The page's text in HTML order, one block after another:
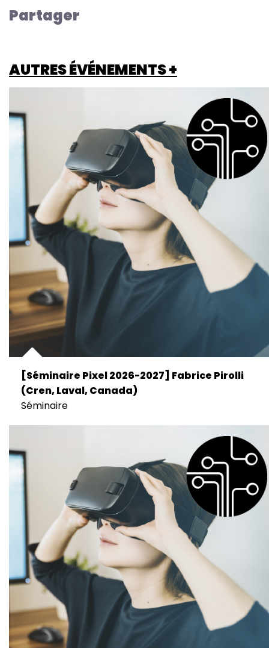
Partager
AUTRES ÉVÉNEMENTS +
[Séminaire Pixel 2026-2027] Fabrice Pirolli
(Cren, Laval, Canada)
Séminaire